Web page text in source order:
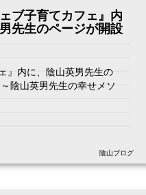
ブ子育てカフェ』内
先生のページが開設
』内に、陰山英男先生の
陰山英男先生の幸せメソ
陰山ブログ